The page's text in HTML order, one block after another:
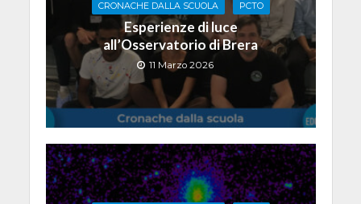
CRONACHE DALLA SCUOLA PCTO
Esperienze di luce
all’Osservatorio di Brera
11 Marzo 2026